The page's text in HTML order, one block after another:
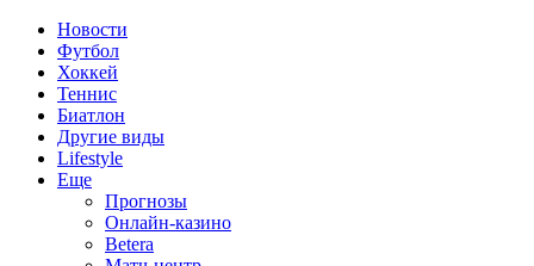
Новости
Футбол
Хоккей
Теннис
Биатлон
Другие виды
Lifestyle
Еще
Прогнозы
Онлайн-казино
Betera